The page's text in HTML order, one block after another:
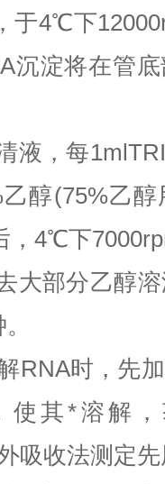
于4℃下
沉淀将在管
液，每
乙醇(75%乙醇
4℃下
大部分乙醇
RNA时，先
使其*溶解
吸收法测定